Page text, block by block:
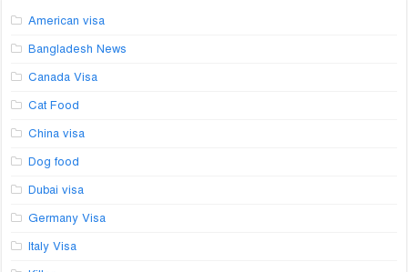
American visa
Bangladesh News
Canada Visa
Cat Food
China visa
Dog food
Dubai visa
Germany Visa
Italy Visa